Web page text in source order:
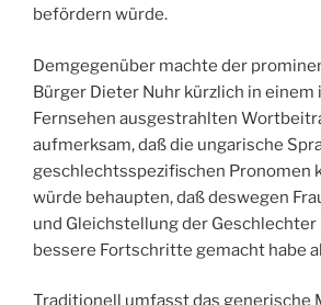
befördern würde.
Demgegenüber machte der
Bürger Dieter Nuhr kürzlich in einem
Fernsehen ausgestrahlten
aufmerksam, daß die ungarische
geschlechtsspezifischen Pronomen
würde behaupten, daß deswegen
und Gleichstellung der Geschlechter
bessere Fortschritte gemacht habe
Traditionell umfasst das generische